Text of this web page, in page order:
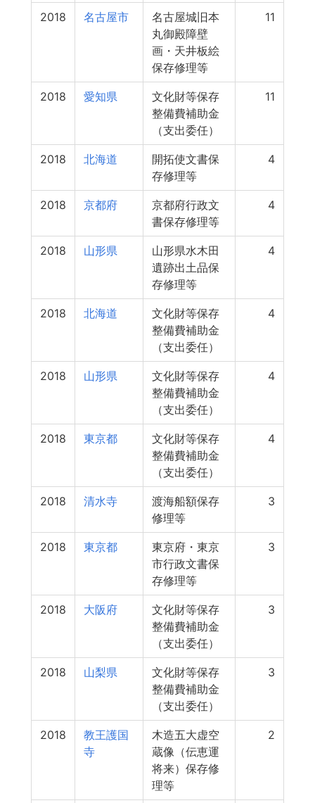
2018 名古屋市
名古屋城旧本
丸御殿障壁
画・天井板絵
保存修理等
11
2018 愛知県
文化財等保存
整備費補助金
（支出委任）
11
2018 北海道
開拓使文書保
存修理等
4
2018 京都府
京都府行政文
書保存修理等
4
2018 山形県
山形県水木田
遺跡出土品保
存修理等
4
2018 北海道
文化財等保存
整備費補助金
（支出委任）
4
2018 山形県
文化財等保存
整備費補助金
（支出委任）
4
2018 東京都
文化財等保存
整備費補助金
（支出委任）
4
2018 清水寺
渡海船額保存
修理等
3
2018 東京都
東京府・東京
市行政文書保
存修理等
3
2018 大阪府
文化財等保存
整備費補助金
（支出委任）
3
2018 山梨県
文化財等保存
整備費補助金
（支出委任）
3
2018
教王護国
寺
木造五大虚空
蔵像（伝恵運
将来）保存修
理等
2